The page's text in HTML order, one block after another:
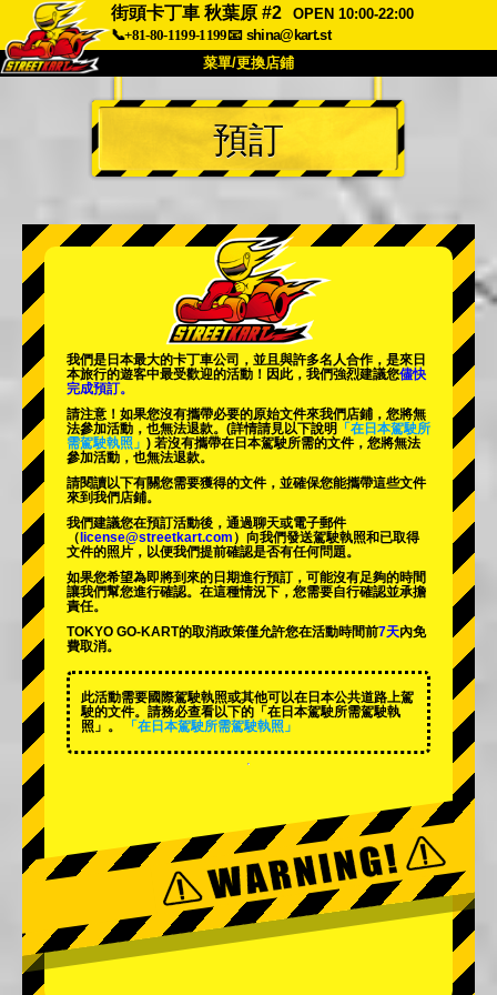
街頭卡丁車 秋葉原 #2
OPEN 10:00-22:00
📞+81-80-1199-1199📧 shina@kart.st
菜單/更換店鋪
首頁
關於我們 規格 價格
公司 預訂
更換店鋪
東京 秋葉原 #2
東京 澀谷分店 東京灣
東京 淺草 大阪
沖繩
預訂
我們是日本最大的卡丁車公司，並且與許多名人合作，是來日
本旅行的遊客中最受歡迎的活動 ！因此，我們強烈建議您儘快
完成預訂。
請注意！如果您沒有攜帶必要的原始文件來我們店鋪，您將無
法參加活動，也無法退款。 (詳情請見以下說明
「在日本駕駛所
需駕駛執照」 ) 若沒有攜帶在日本駕駛所需的文件，您將無法
參加活動，也無法退款。
請閱讀以下有關您需要獲得的文件，並確保您能攜帶這些文件
來到我們店鋪。
我們建議您在預訂活動後，通過聊天或電子郵件
（ license@streetkart.com ）向我們發送駕駛執照和已取得
文件的照片，以便我們提前確認是否有任何問題。
如果您希望為即將到來的日期進行預訂，可能沒有足夠的時間
讓我們幫您進行確認。在這種情況下，您需要自行確認並承擔
責任。
TOKYO GO-KART的取消政策僅允許您在活動時間前7天內免
費取消。
此活動需要國際駕駛執照或其他可以在日本公共道路上駕
駛的文件。請務必查看以下的「在日本駕駛所需駕駛執
照」。
「在日本駕駛所需駕駛執照」